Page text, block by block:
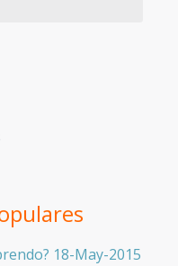
18-May-2015